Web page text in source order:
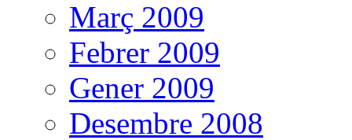
Març 2009
Febrer 2009
Gener 2009
Desembre 2008